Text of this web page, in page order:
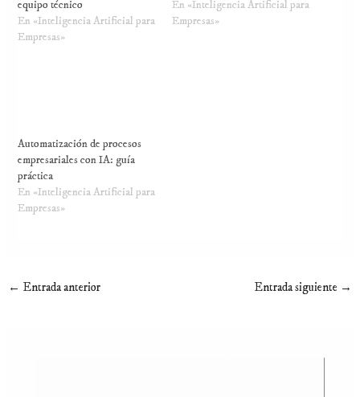
equipo técnico
En «Inteligencia Artificial para
Empresas»
En «Inteligencia Artificial para
Empresas»
Automatización de procesos
empresariales con IA: guía
práctica
En «Inteligencia Artificial para
Empresas»
← Entrada anterior Entrada siguiente →